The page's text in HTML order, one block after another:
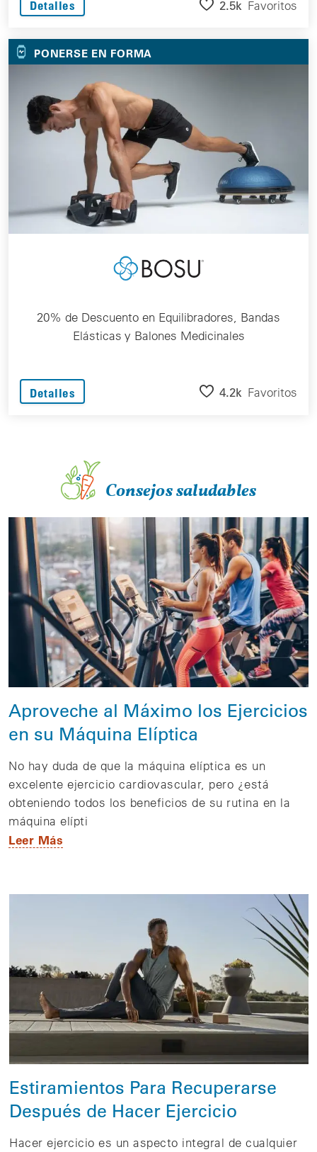
Detalles 2.5k Favoritos
PONERSE EN FORMA
20% de Descuento en Equilibradores, Bandas
Elásticas y Balones Medicinales
Detalles 4.2k Favoritos
Consejos saludables
Aproveche al Máximo los Ejercicios
en su Máquina Elíptica
No hay duda de que la máquina elíptica es un
excelente ejercicio cardiovascular, pero ¿está
obteniendo todos los beneficios de su rutina en la
máquina elípti
Leer Más
Estiramientos Para Recuperarse
Después de Hacer Ejercicio
Hacer ejercicio es un aspecto integral de cualquier